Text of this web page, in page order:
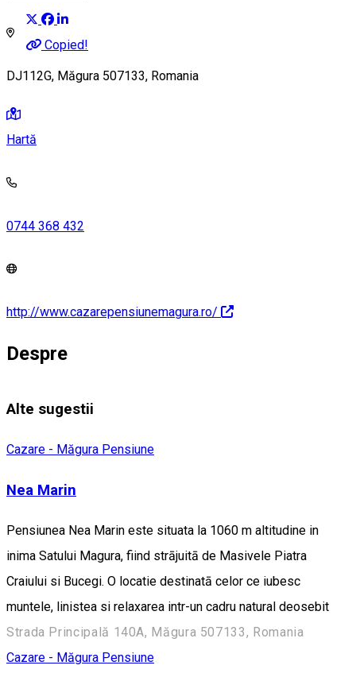
Copied!
DJ112G, Măgura 507133, Romania
Hartă
0744 368 432
http://www.cazarepensiunemagura.ro/
Despre
Alte sugestii
Cazare - Măgura Pensiune
Nea Marin
Pensiunea Nea Marin este situata la 1060 m altitudine in
inima Satului Magura, fiind strājuitā de Masivele Piatra
Craiului si Bucegi. O locatie destinatā celor ce iubesc
muntele, linistea si relaxarea intr-un cadru natural deosebit
Strada Principală 140A, Măgura 507133, Romania
Cazare - Măgura Pensiune